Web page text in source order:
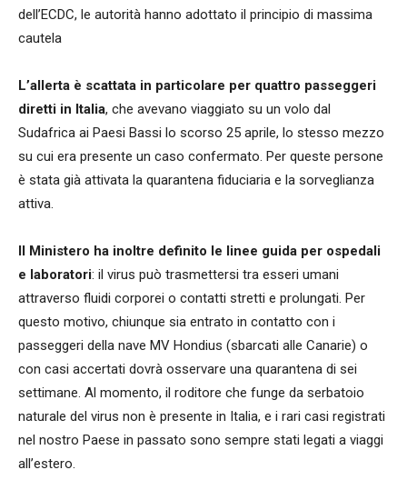
dell’ECDC, le autorità hanno adottato il principio di massima
cautela
L’allerta è scattata in particolare per quattro passeggeri
diretti in Italia, che avevano viaggiato su un volo dal
Sudafrica ai Paesi Bassi lo scorso 25 aprile, lo stesso mezzo
su cui era presente un caso confermato. Per queste persone
è stata già attivata la quarantena fiduciaria e la sorveglianza
attiva.
Il Ministero ha inoltre definito le linee guida per ospedali
e laboratori: il virus può trasmettersi tra esseri umani
attraverso fluidi corporei o contatti stretti e prolungati. Per
questo motivo, chiunque sia entrato in contatto con i
passeggeri della nave MV Hondius (sbarcati alle Canarie) o
con casi accertati dovrà osservare una quarantena di sei
settimane. Al momento, il roditore che funge da serbatoio
naturale del virus non è presente in Italia, e i rari casi registrati
nel nostro Paese in passato sono sempre stati legati a viaggi
all’estero.